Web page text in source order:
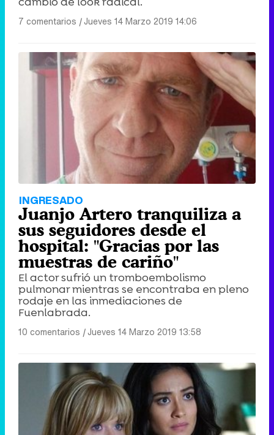
7 comentarios |Jueves 14 Marzo 2019 14:06
INGRESADO
Juanjo Artero tranquiliza a
sus seguidores desde el
hospital: "Gracias por las
muestras de cariño"
El actor sufrió un tromboembolismo
pulmonar mientras se encontraba en pleno
rodaje en las inmediaciones de
Fuenlabrada.
10 comentarios |Jueves 14 Marzo 2019 13:58